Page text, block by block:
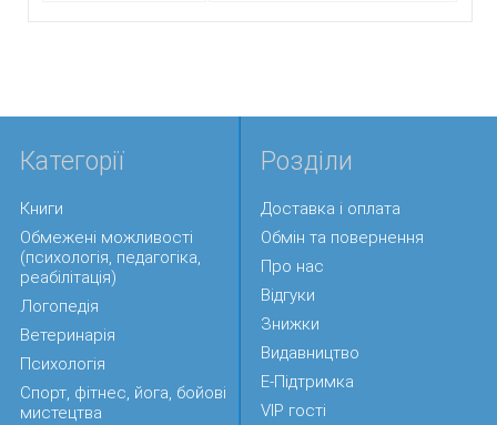
Категорії
Книги
Обмежені можливості
(психологія, педагогіка,
реабілітація)
Логопедія
Ветеринарія
Психологія
Спорт, фітнес, йога, бойові
мистецтва
Розділи
Доставка і оплата
Обмін та повернення
Про нас
Відгуки
Знижки
Видавництво
Е-Підтримка
VIP гості